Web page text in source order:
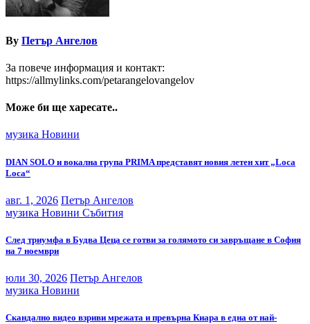
By Петър Ангелов
За повече информация и контакт:
https://allmylinks.com/petarangelovangelov
Може би ще харесате..
музика Новини
DIAN SOLO и вокална група PRIMA представят новия летен хит „Loca
Loca“
авг. 1, 2026 Петър Ангелов
музика Новини Събития
След триумфа в Будва Цеца се готви за голямото си завръщане в София
на 7 ноември
юли 30, 2026 Петър Ангелов
музика Новини
Скандално видео взриви мрежата и превърна Киара в една от най-